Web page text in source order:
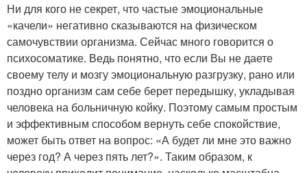
Ни для кого не секрет, что частые эмоциональные
«качели» негативно сказываются на физическом
самочувствии организма. Сейчас много говорится о
психосоматике. Ведь понятно, что если Вы не даете
своему телу и мозгу эмоциональную разгрузку, рано или
поздно организм сам себе берет передышку, укладывая
человека на больничную койку. Поэтому самым простым
и эффективным способом вернуть себе спокойствие,
может быть ответ на вопрос: «А будет ли мне это важно
через год? А через пять лет?». Таким образом, к